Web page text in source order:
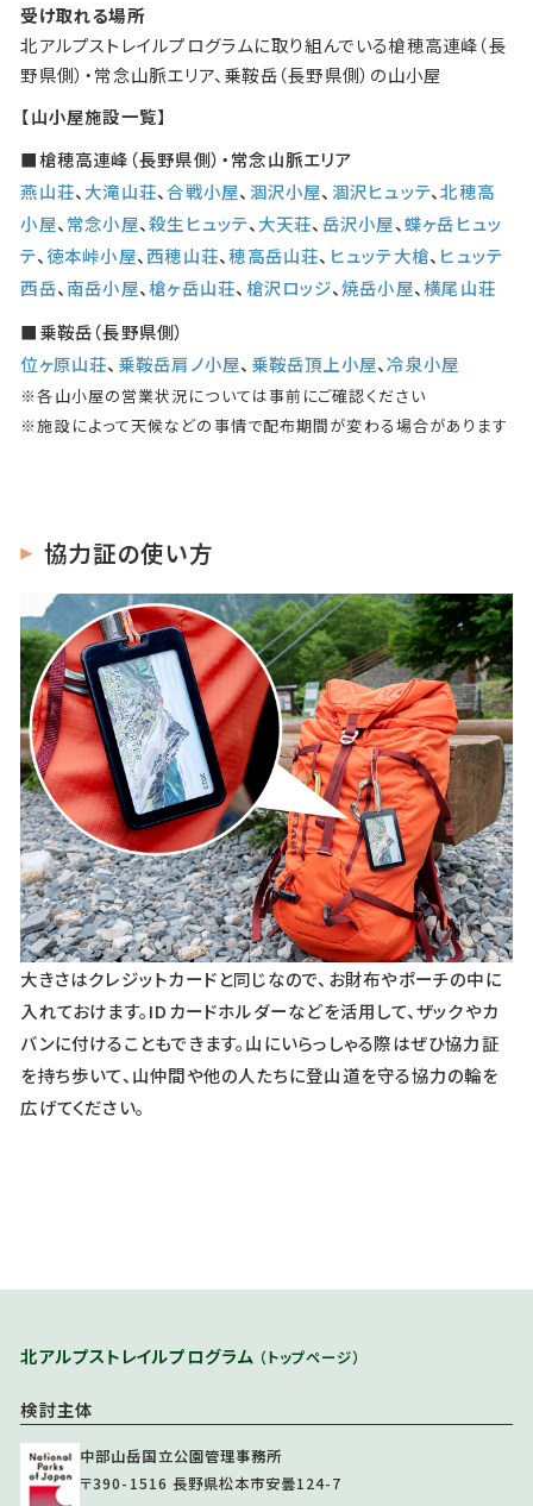
受け取れる場所
北アルプストレイルプログラムに取り組んでいる槍穂高連峰（長
野県側）・常念山脈エリア、乗鞍岳（長野県側）の山小屋
【山小屋施設一覧】
■槍穂高連峰（長野県側）・常念山脈エリア
燕山荘、 大滝山荘、合戦小屋、 涸沢小屋、 涸沢ヒュッテ、北穂高
小屋、 常念小屋、殺生ヒュッテ、 大天荘、 岳沢小屋、蝶ヶ岳ヒュッ
テ、 徳本峠小屋、西穂山荘、穂高岳山荘、 ヒュッテ大槍、 ヒュッテ
西岳、 南岳小屋、槍ヶ岳山荘、 槍沢ロッジ、焼岳小屋、横尾山荘
■乗鞍岳（長野県側）
位ヶ原山荘、 乗鞍岳肩ノ小屋、 乗鞍岳頂上小屋、冷泉小屋
※各山小屋の営業状況については事前にご確認ください
※施設によって天候などの事情で配布期間が変わる場合があります
協力証の使い方
大きさはクレジットカードと同じなので、お財布やポーチの中に
入れておけます。IDカードホルダーなどを活用して、ザックやカ
バンに付けることもできます。山にいらっしゃる際はぜひ協力証
を持ち歩いて、山仲間や他の人たちに登山道を守る協力の輪を
広げてください。
北アルプストレイルプログラム （トップページ）
検討主体
中部山岳国立公園管理事務所
〒390-1516 長野県松本市安曇124-7